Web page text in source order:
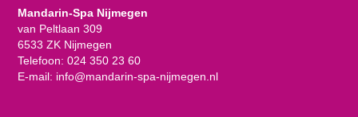
Mandarin-Spa Nijmegen
van Peltlaan 309
6533 ZK Nijmegen
Telefoon: 024 350 23 60
E-mail: info@mandarin-spa-nijmegen.nl